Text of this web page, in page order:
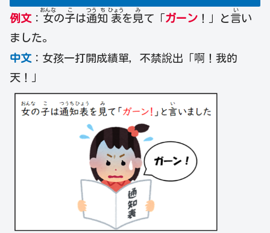
例文 ： 女
おんな
の子
こ
は通
つう
知
ち
表
ひょう
を見
み
て「 ガーン ！」と言
い
い
ました。
中文 ：女孩一打開成績單，不禁說出「啊！我的
天！」